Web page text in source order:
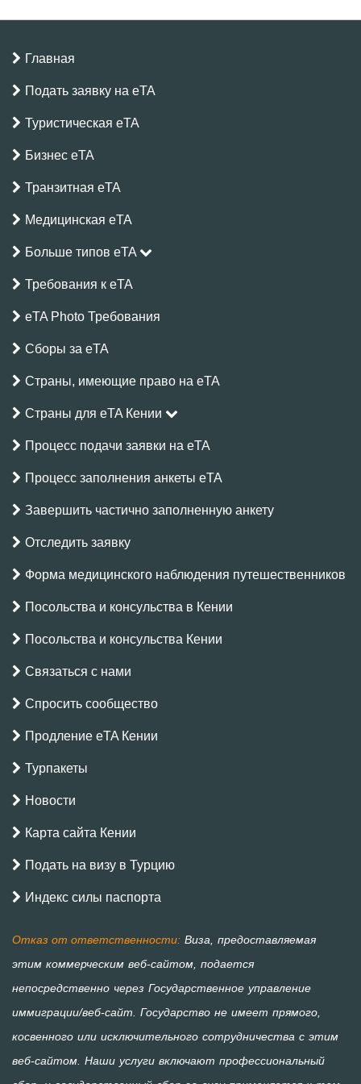
властями Кении.
одобренную Кения eTA до вылета.
Главная
Подать заявку на eTA
Туристическая eTA
Бизнес eTA
Транзитная eTA
Медицинская eTA
Больше типов eTA
Требования к eTA
eTA Photo Требования
Сборы за eTA
Страны, имеющие право на eTA
Страны для eTA Кении
Процесс подачи заявки на eTA
Процесс заполнения анкеты eTA
Завершить частично заполненную анкету
Отследить заявку
Форма медицинского наблюдения путешественников
Посольства и консульства в Кении
Посольства и консульства Кении
Связаться с нами
Спросить сообщество
Продление eTA Кении
Турпакеты
Новости
Карта сайта Кении
Подать на визу в Турцию
Индекс силы паспорта